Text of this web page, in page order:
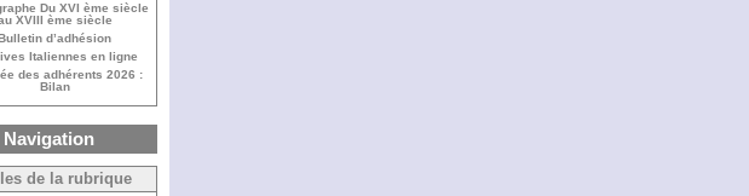
Du XVI ème siècle
XVIII ème siècle
d’adhésion
Italiennes en ligne
des adhérents 2026 :
Bilan
Navigation
de la rubrique